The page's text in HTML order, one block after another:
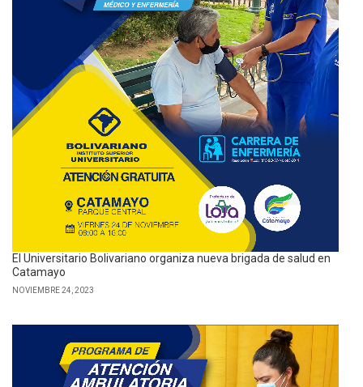
El Universitario Bolivariano organiza nueva brigada de salud en
Catamayo
NOVIEMBRE 24, 2023